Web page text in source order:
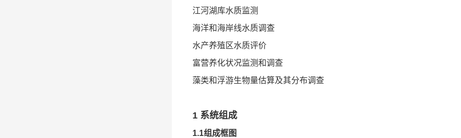
江河湖库水质监测
海洋和海岸线水质调查
水产养殖区水质评价
富营养化状况监测和调查
藻类和浮游生物量估算及其分布调查
1 系统组成
1.1组成框图